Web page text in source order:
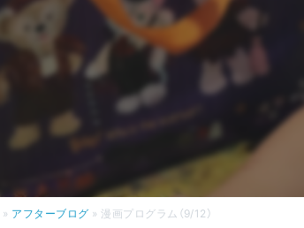
» アフターブログ »漫画プログラム（9/12）